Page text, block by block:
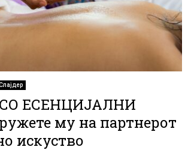
ЕСЕНЦИЈАЛНИ
му на партнерот
искуство